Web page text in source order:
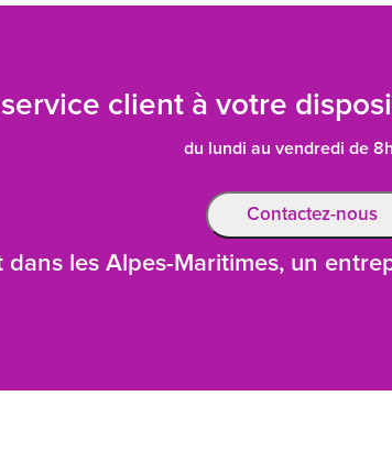
client à votre
du lundi au vendredi de
Contactez-nous
dans les Alpes-Maritimes, un